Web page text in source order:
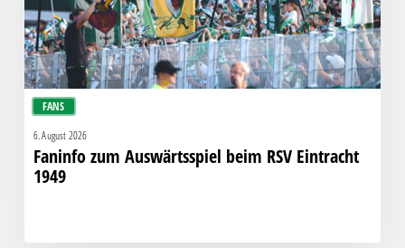
FANS
6. August 2026
Faninfo zum Auswärtsspiel beim RSV Eintracht
1949